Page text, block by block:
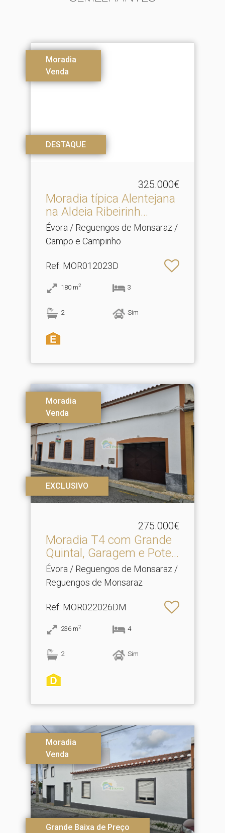
Moradia
Venda
DESTAQUE
325.000€
Moradia típica Alentejana
na Aldeia Ribeirinh.​..
Évora / Reguengos de Monsaraz /
Campo e Campinho
Ref: MOR012023D
180 m2 3
2 Sim
Moradia
Venda
EXCLUSIVO
275.000€
Moradia T4 com Grande
Quintal, Garagem e Pote.​..
Évora / Reguengos de Monsaraz /
Reguengos de Monsaraz
Ref: MOR022026DM
236 m2 4
2 Sim
Moradia
Venda
Grande Baixa de Preço